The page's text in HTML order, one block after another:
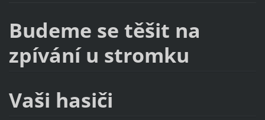
Budeme se těšit na
zpívání u stromku
Vaši hasiči